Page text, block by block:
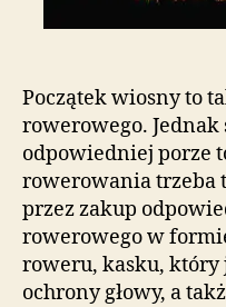
Początek wiosny to
rowerowego. Jednak
odpowiedniej porze
rowerowania trzeba
przez zakup
rowerowego w
roweru, kasku, który
ochrony głowy, a